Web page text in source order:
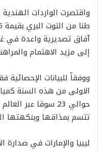
آفاق تصديرية واعدة في
إلى مزيد الاهتمام
ووفقاً للبيانات
الاولى من هذه السنة
تتسم بمذاقها وبنكهتها
ليبيا والإمارات في صدارة